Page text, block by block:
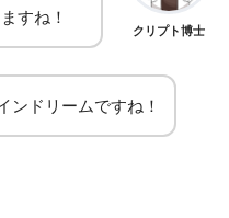
すね！
クリプト博士
ンドリームですね！